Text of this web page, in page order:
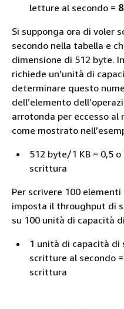
letture al secondo =
Si supponga ora di voler
secondo nella tabella e
dimensione di 512 byte.
richiede un’unità di
determinare questo
dell’elemento
arrotonda per eccesso al
come mostrato
512 byte/1 KB = 0,5 o
scrittura
Per scrivere 100
imposta il throughput di
su 100 unità di capacità
1 unità di capacità
scritture al secondo =
scrittura